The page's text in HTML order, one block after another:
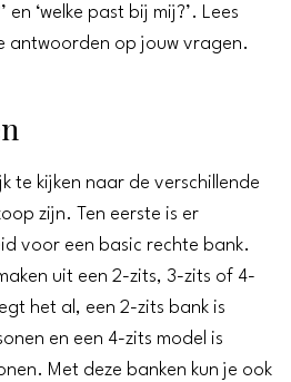
en ‘welke past bij mij?’. Lees
antwoorden op jouw vragen.
te kijken naar de verschillende
zijn. Ten eerste is er
voor een basic rechte bank.
uit een 2-zits, 3-zits of 4-
het al, een 2-zits bank is
en een 4-zits model is
Met deze banken kun je ook